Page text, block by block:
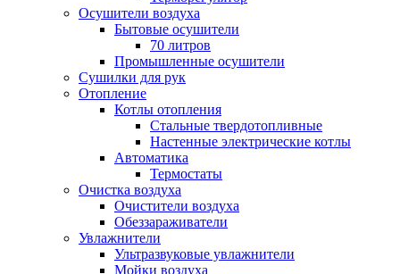
Осушители воздуха
Бытовые осушители
70 литров
Промышленные осушители
Сушилки для рук
Отопление
Котлы отопления
Стальные твердотопливные
Настенные электрические котлы
Автоматика
Термостаты
Очистка воздуха
Очистители воздуха
Обеззараживатели
Увлажнители
Ультразвуковые увлажнители
Мойки воздуха